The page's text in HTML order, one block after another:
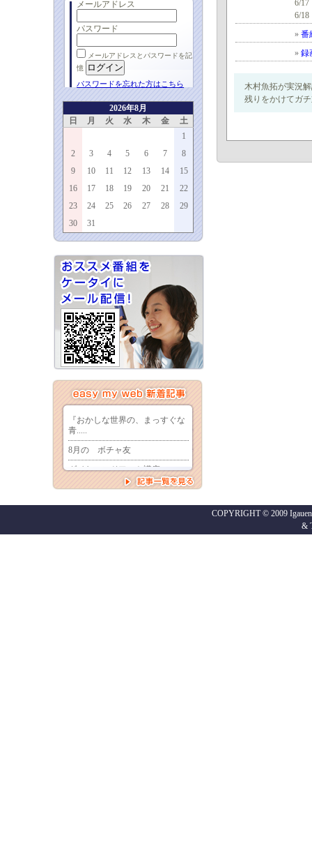
メールアドレス
パスワード
メールアドレスとパスワードを記
憶
パスワードを忘れた方はこちら
2026年8月
日
月 火 水 木 金
土
1
2
3 4 5 6 7
8
9
10 11 12 13 14
15
16
17 18 19 20 21
22
23
24 25 26 27 28
29
30
31
6/
6/
» 番
» 録
木村魚拓が実況
残りをかけてガ
COPYRIGHT © 2009
&